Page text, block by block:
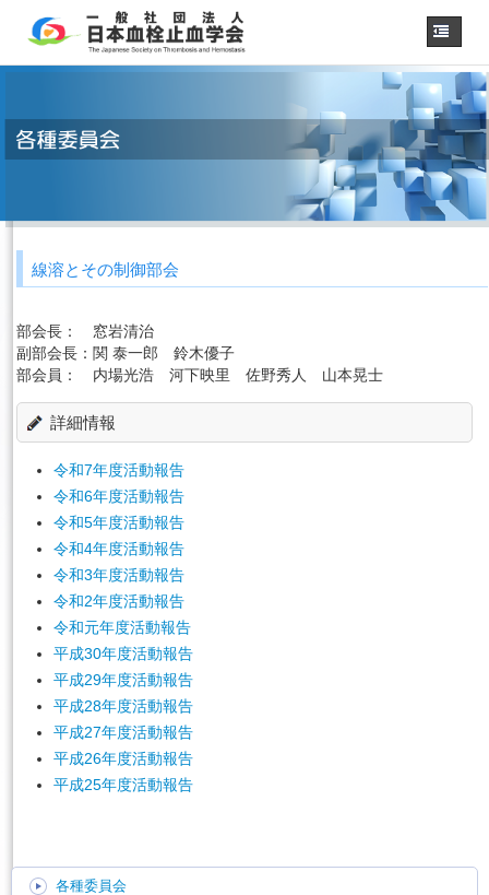
学会概要・理事長挨拶
各種委員会
用語集
認定技師制度
学術集会
会員専用
事務手続き
リンク
線溶とその制御部会
部会長：
窓岩清治
副部会長： 関 泰一郎 鈴木優子
部会員：
内場光浩 河下映里 佐野秀人 山本晃士
詳細情報
令和7年度活動報告
令和6年度活動報告
令和5年度活動報告
令和4年度活動報告
令和3年度活動報告
令和2年度活動報告
令和元年度活動報告
平成30年度活動報告
平成29年度活動報告
平成28年度活動報告
平成27年度活動報告
平成26年度活動報告
平成25年度活動報告
各種委員会